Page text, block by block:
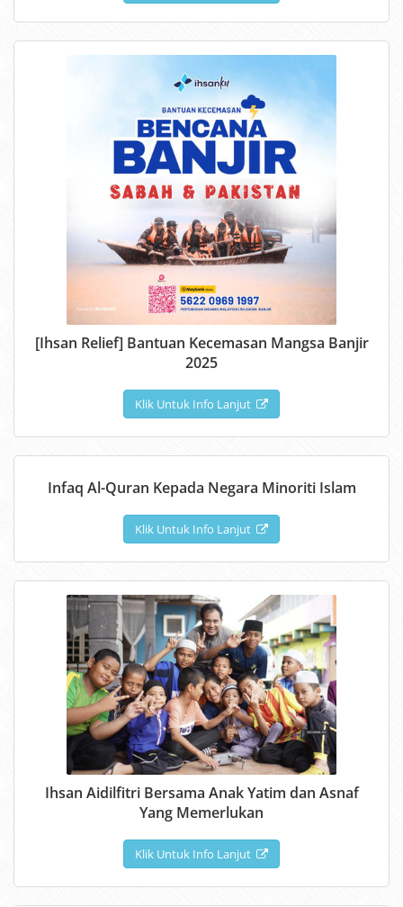
[Ihsan Relief] Bantuan Kecemasan Mangsa Banjir
2025
Klik Untuk Info Lanjut
Infaq Al-Quran Kepada Negara Minoriti Islam
Klik Untuk Info Lanjut
Ihsan Aidilfitri Bersama Anak Yatim dan Asnaf
Yang Memerlukan
Klik Untuk Info Lanjut